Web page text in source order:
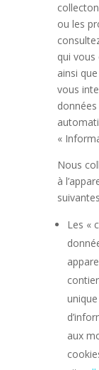
ou les
qui vous
ainsi
vous
«
Nous
à
Les «
aux